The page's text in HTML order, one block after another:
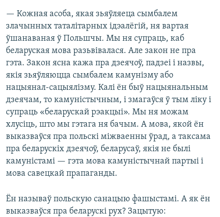
— Кожная асоба, якая зьяўляеца сымбалем
злачынных таталітарных ідэалёгій, ня вартая
ўшанаваная ў Польшчы. Мы ня супраць, каб
беларуская мова разьвівалася. Але закон не пра
гэта. Закон ясна кажа пра дзеячоў, падзеі і назвы,
якія зьяўляюцца сымбалем камунізму або
нацыянал-сацыялізму. Калі ён быў нацыянальным
дзеячам, то камуністычным, і змагаўся ў тым ліку і
супраць «беларускай рэакцыі». Мы ня можам
хлусіць, што мы гэтага ня бачым. А мова, якой ён
выказваўся пра польскі міжваенны ўрад, а таксама
пра беларускіх дзеячоў, беларусаў, якія не былі
камуністамі — гэта мова камуністычнай партыі i
мова савецкай прапаганды.
Ён называў польскую санацыю фашыстамі. А як ён
выказваўся пра беларускі рух? Зацытую: